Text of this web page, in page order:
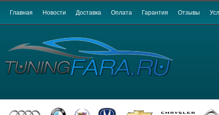
Главная Новости Доставка Оплата Гарантия Отзывы